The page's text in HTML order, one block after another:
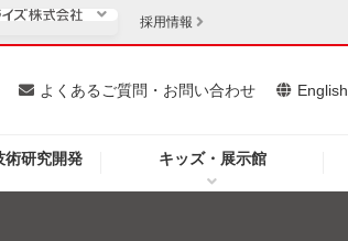
術研究開発 キッズ・展示館
よくあるご質問・お問い合わせ English
安定供給
法人のお客さま
採用情報